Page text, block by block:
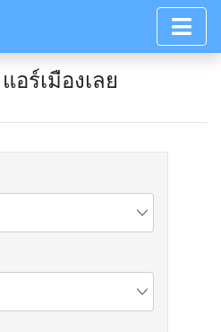
แอร์เมืองเลย